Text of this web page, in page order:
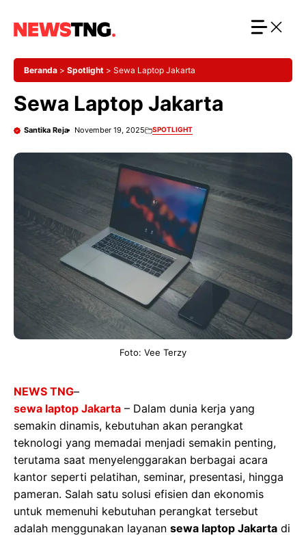
Beranda > Spotlight > Sewa Laptop Jakarta
Sewa Laptop Jakarta
Santika Reja November 19, 2025 SPOTLIGHT
Foto: Vee Terzy
NEWS TNG–
sewa laptop Jakarta – Dalam dunia kerja yang
semakin dinamis, kebutuhan akan perangkat
teknologi yang memadai menjadi semakin penting,
terutama saat menyelenggarakan berbagai acara
kantor seperti pelatihan, seminar, presentasi, hingga
pameran. Salah satu solusi efisien dan ekonomis
untuk memenuhi kebutuhan perangkat tersebut
adalah menggunakan layanan sewa laptop Jakarta di